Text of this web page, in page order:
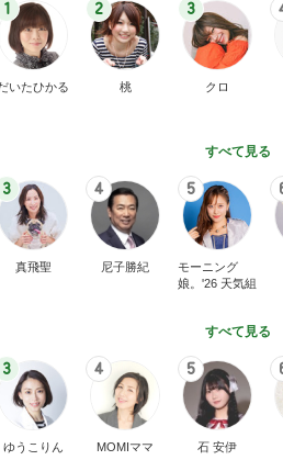
1
いたひかる
2
桃
3
クロ
すべて見る
3
真飛聖
4
尼子勝紀
5
モーニング
娘。'26 天気組
すべて見る
3
ゆうこりん
4
MOMIママ
5
石 安伊